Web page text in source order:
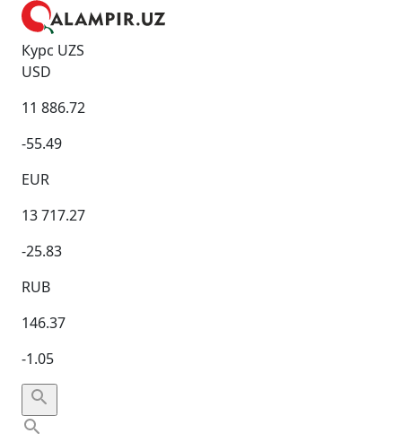
Курс UZS
USD
11 886.72
-55.49
EUR
13 717.27
-25.83
RUB
146.37
-1.05